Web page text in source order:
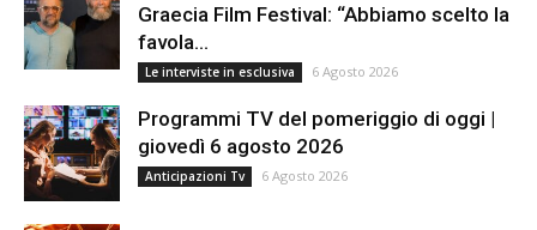
Graecia Film Festival: “Abbiamo scelto la
favola...
Le interviste in esclusiva 6 Agosto 2026
Programmi TV del pomeriggio di oggi |
giovedì 6 agosto 2026
Anticipazioni Tv 6 Agosto 2026